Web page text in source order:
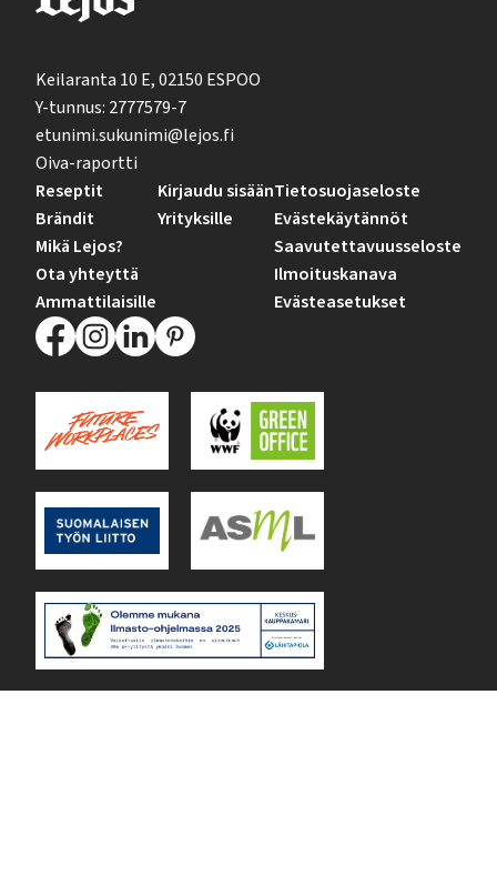
Keilaranta 10 E, 02150 ESPOO
Y-tunnus: 2777579-7
etunimi.sukunimi@lejos.fi
Oiva-raportti
Reseptit
Brändit
Mikä Lejos?
Ota yhteyttä
Ammattilaisille
Kirjaudu sisään
Yrityksille
Tietosuojaseloste
Evästekäytännöt
Saavutettavuusseloste
Ilmoituskanava
Evästeasetukset